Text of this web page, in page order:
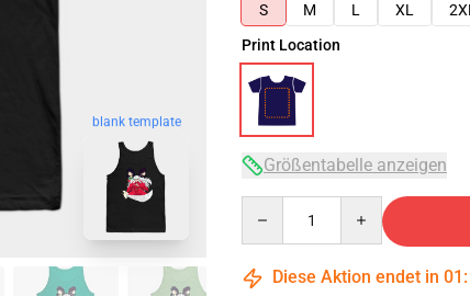
blank template
S
M L XL 2XL
Print Location
Größentabelle anzeigen
Diese Aktion endet in 01 :